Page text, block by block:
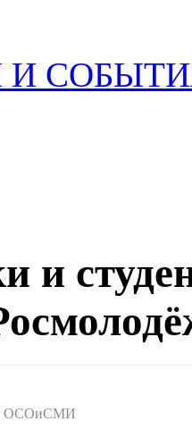
И
и
ОСОиСМИ